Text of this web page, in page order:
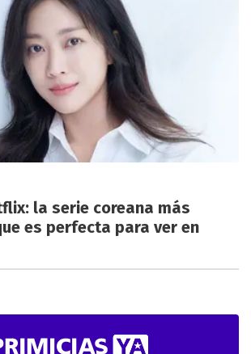
la serie coreana más
es perfecta para ver en